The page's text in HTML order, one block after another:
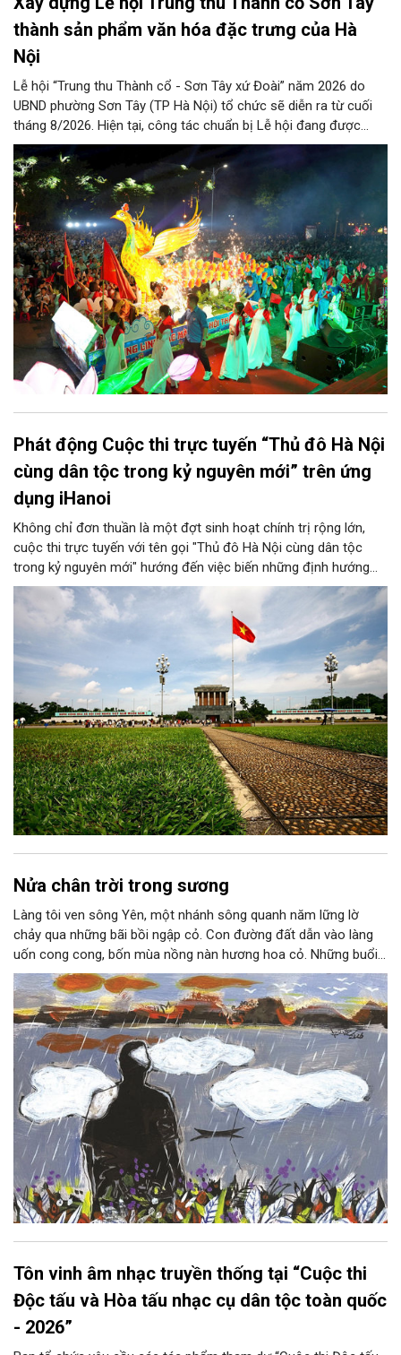
thành sản phẩm văn hóa đặc trưng của Hà
Nội
Lễ hội “Trung thu Thành cổ - Sơn Tây xứ Đoài” năm 2026 do
UBND phường Sơn Tây (TP Hà Nội) tổ chức sẽ diễn ra từ cuối
tháng 8/2026. Hiện tại, công tác chuẩn bị Lễ hội đang được
chính quyền phường Sơn Tây cùng các phòng, ban, ngành, đơn
vị và 25 tổ dân phố khẩn trương triển khai, tạo khí thế sôi nổi,
sẵn sàng mang đến cho Nhân dân và du khách một mùa Trung
thu quy mô, đặc sắc và giàu bản sắc văn hóa xứ Đoài.
Phát động Cuộc thi trực tuyến “Thủ đô Hà Nội
cùng dân tộc trong kỷ nguyên mới” trên ứng
dụng iHanoi
Không chỉ đơn thuần là một đợt sinh hoạt chính trị rộng lớn,
cuộc thi trực tuyến với tên gọi "Thủ đô Hà Nội cùng dân tộc
trong kỷ nguyên mới" hướng đến việc biến những định hướng
chiến lược trong Nghị quyết số 02-NQ/TW của Bộ Chính trị
thành niềm tin, thành nhận thức chung của mỗi người dân.
Nửa chân trời trong sương
Làng tôi ven sông Yên, một nhánh sông quanh năm lững lờ
chảy qua những bãi bồi ngập cỏ. Con đường đất dẫn vào làng
uốn cong cong, bốn mùa nồng nàn hương hoa cỏ. Những buổi
hoàng hôn, khi nắng đã dịu xuống phía cuối sông, đám hoa tím
lại thẫm màu như có ai vừa rắc lên một lớp khói.
Tôn vinh âm nhạc truyền thống tại “Cuộc thi
Độc tấu và Hòa tấu nhạc cụ dân tộc toàn quốc
- 2026”